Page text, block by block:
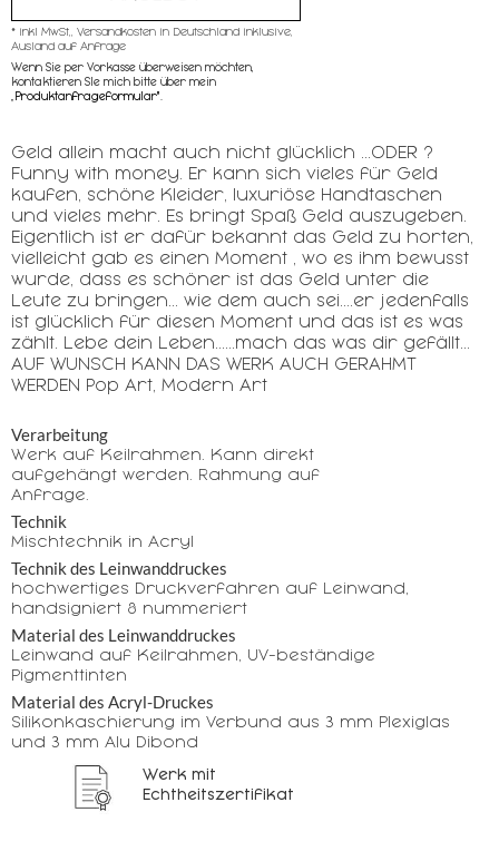
* inkl MwSt,, Versandkosten in Deutschland inklusive,
Ausland auf Anfrage
Wenn Sie per Vorkasse überweisen möchten,
kontaktieren SIe mich bitte über mein
Produktanfrageformular"
Geld allein macht auch nicht glücklich ...ODER ?
Funny with money. Er kann sich vieles für Geld
kaufen, schöne Kleider, luxuriöse Handtaschen
und vieles mehr. Es bringt Spaß Geld auszugeben.
Eigentlich ist er dafür bekannt das Geld zu horten,
vielleicht gab es einen Moment , wo es ihm bewusst
wurde, dass es schöner ist das Geld unter die
Leute zu bringen... wie dem auch sei....er jedenfalls
ist glücklich für diesen Moment und das ist es was
zählt. Lebe dein Leben......mach das was dir gefällt...
AUF WUNSCH KANN DAS WERK AUCH GERAHMT
WERDEN Pop Art, Modern Art
Verarbeitung
Werk auf Keilrahmen. Kann direkt
aufgehängt werden. Rahmung auf
Anfrage.
Technik
Mischtechnik in Acryl
Technik des Leinwanddruckes
hochwertiges Druckverfahren auf Leinwand,
handsigniert & nummeriert
Material des Leinwanddruckes
Leinwand auf Keilrahmen, UV-beständige
Pigmenttinten
Material des Acryl-Druckes
Silikonkaschierung im Verbund aus 3 mm Plexiglas
und 3 mm Alu Dibond
Werk mit
Echtheitszertifikat